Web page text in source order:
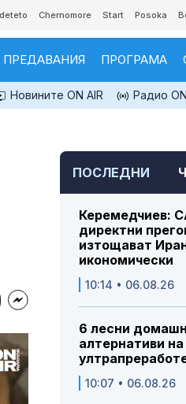
Chernomore Start Posoka
ПРЕДАВАНИЯ ПРОГРАМА
Новините ON AIR Радио
ПОСЛЕДНИ
Керемедчиев:
директни
изтощават
икономически
10:14 • 06.08.26
6 лесни
алтернативи на
10:07 • 06.08.26